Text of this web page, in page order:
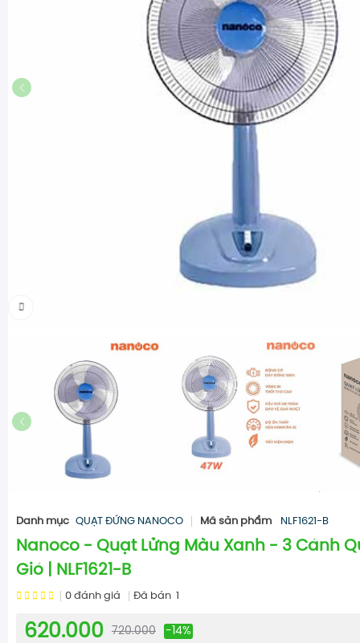
Danh mục QUẠT ĐỨNG NANOCO Mã sản phẩm NLF1621-B
Nanoco - Quạt Lửng Màu Xanh - 3 Cánh
Gió | NLF1621-B
0 đánh giá Đã bán 1
620.000 720.000 -14%